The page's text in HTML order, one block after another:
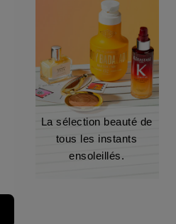
La sélection beauté de
tous les instants
ensoleillés.